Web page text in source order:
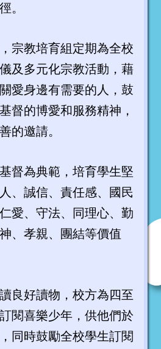
。
宗教培育組定期為全校
及多元化宗教活動，藉
愛身邊有需要的人，鼓
督的博愛和服務精神，
的邀請。
督為典範，培育學生堅
、誠信、責任感、國民
愛、守法、同理心、勤
、孝親、團結等價值
良好讀物，校方為四至
閱喜樂少年，供他們於
同時鼓勵全校學生訂閱